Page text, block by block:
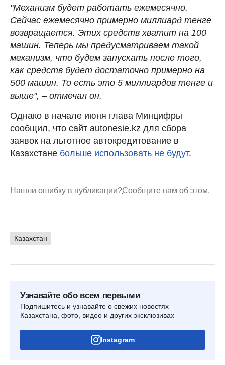
"Механизм будет работать ежемесячно.
Сейчас ежемесячно примерно миллиард тенге
возвращается. Этих средств хватит на 100
машин. Теперь мы предусматриваем такой
механизм, что будем запускать после того,
как средств будет достаточно примерно на
500 машин. То есть это 5 миллиардов тенге и
выше", – отмечал он.
Однако в начале июня глава Минцифры
сообщил, что сайт autonesie.kz для сбора
заявок на льготное автокредитование в
Казахстане больше использовать не будут.
Нашли ошибку в публикации?Сообщите нам об этом.
Казахстан
Узнавайте обо всем первыми
Подпишитесь и узнавайте о свежих новостях
Казахстана, фото, видео и других эксклюзивах
Instagram